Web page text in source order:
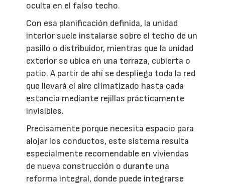
oculta en el falso techo.
Con esa planificación definida, la unidad
interior suele instalarse sobre el techo de un
pasillo o distribuidor, mientras que la unidad
exterior se ubica en una terraza, cubierta o
patio. A partir de ahí se despliega toda la red
que llevará el aire climatizado hasta cada
estancia mediante rejillas prácticamente
invisibles.
Precisamente porque necesita espacio para
alojar los conductos, este sistema resulta
especialmente recomendable en viviendas
de nueva construcción o durante una
reforma integral, donde puede integrarse